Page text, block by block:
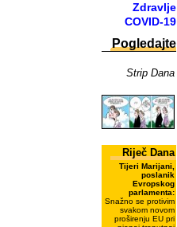
Zdravlje
COVID-19
Pogledajte
Strip Dana
Riječ Dana
Tijeri Marijani,
poslanik
Evropskog
parlamenta:
Snažno se protivim
svakom novom
proširenju EU pri